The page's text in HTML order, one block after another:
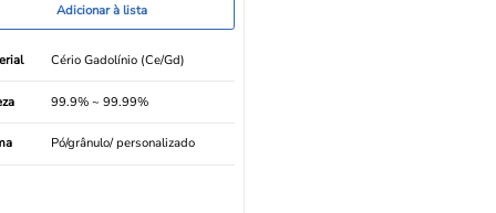
Adicionar à lista
Cério Gadolínio (Ce/Gd)
99.9% ~ 99.99%
Pó/grânulo/ personalizado